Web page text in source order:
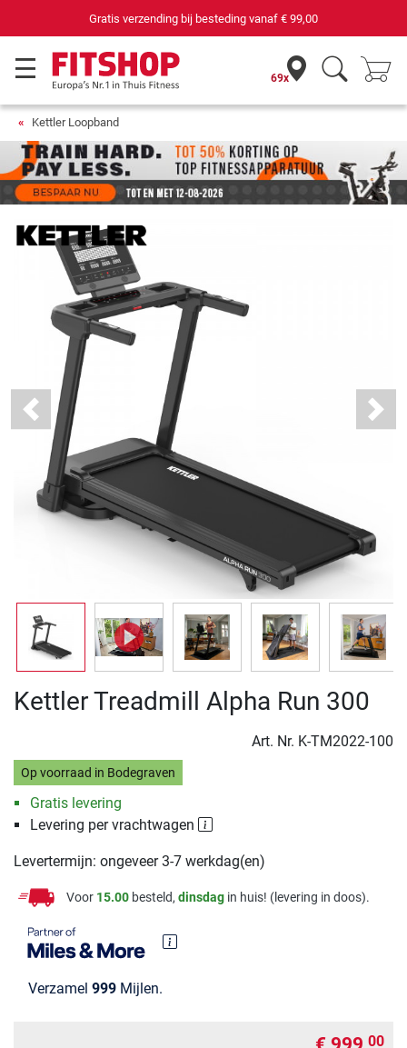
69 filialen met 75 eigen servicemonteurs
69x
Kettler Loopband
Previous Next
Kettler Treadmill Alpha Run 300
Art. Nr. K-TM2022-100
Op voorraad in Bodegraven
Gratis levering
Levering per vrachtwagen
Levertermijn: ongeveer 3-7 werkdag(en)
Voor 15.00 besteld, dinsdag in huis! (levering in doos).
Verzamel 999 Mijlen.
00